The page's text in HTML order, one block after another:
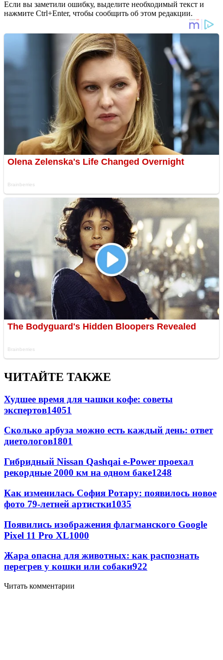
Если вы заметили ошибку, выделите необходимый текст и
нажмите Ctrl+Enter, чтобы сообщить об этом редакции.
ЧИТАЙТЕ ТАКЖЕ
Худшее время для чашки кофе: советы
экспертов14051
Сколько арбуза можно есть каждый день: ответ
диетологов1801
Гибридный Nissan Qashqai e-Power проехал
рекордные 2000 км на одном баке1248
Как изменилась София Ротару: появилось новое
фото 79-летней артистки1035
Появились изображения флагманского Google
Pixel 11 Pro XL1000
Жара опасна для животных: как распознать
перегрев у кошки или собаки922
Читать комментарии